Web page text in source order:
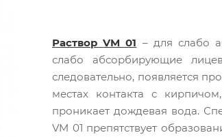
РастворVM 01 – для слабо
слабо абсорбирующие
следовательно, появляется
местах контакта с
проникает дождевая вода.
VM 01 препятствует